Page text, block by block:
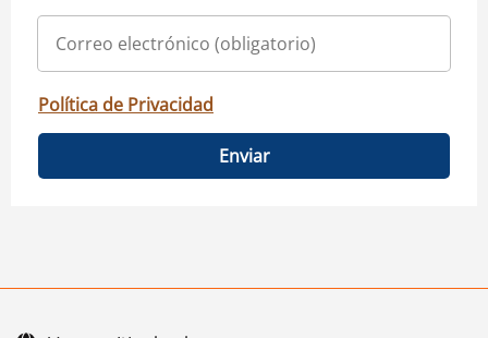
Política de Privacidad
Enviar